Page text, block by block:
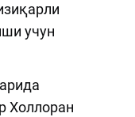
учун
Холлоран